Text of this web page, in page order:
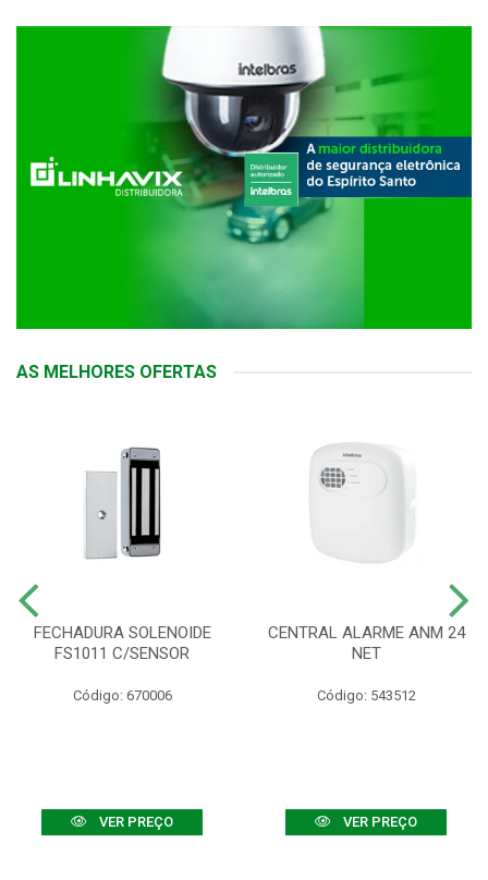
AS MELHORES OFERTAS
FECHADURA SOLENOIDE
FS1011 C/SENSOR
Código: 670006
VER PREÇO
CENTRAL ALARME ANM 24
NET
Código: 543512
VER PREÇO